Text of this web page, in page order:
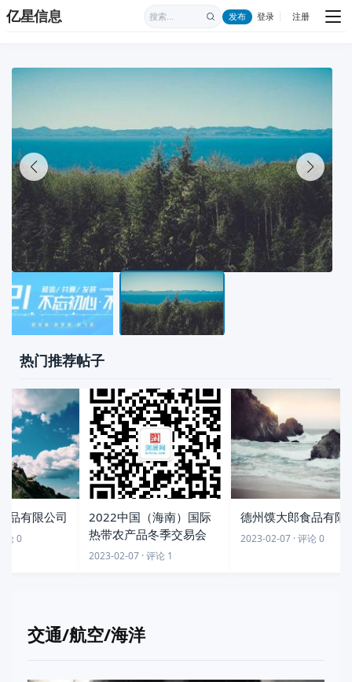
亿星信息 发布 登录 注册
热门推荐帖子
有限公司
0
2022中国（海南）国际
热带农产品冬季交易会
2023-02-07 · 评论 1
德州馍大郎食品有限
2023-02-07 · 评论 0
交通/航空/海洋